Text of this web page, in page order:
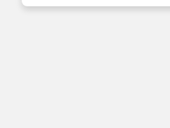
באינסטגרם